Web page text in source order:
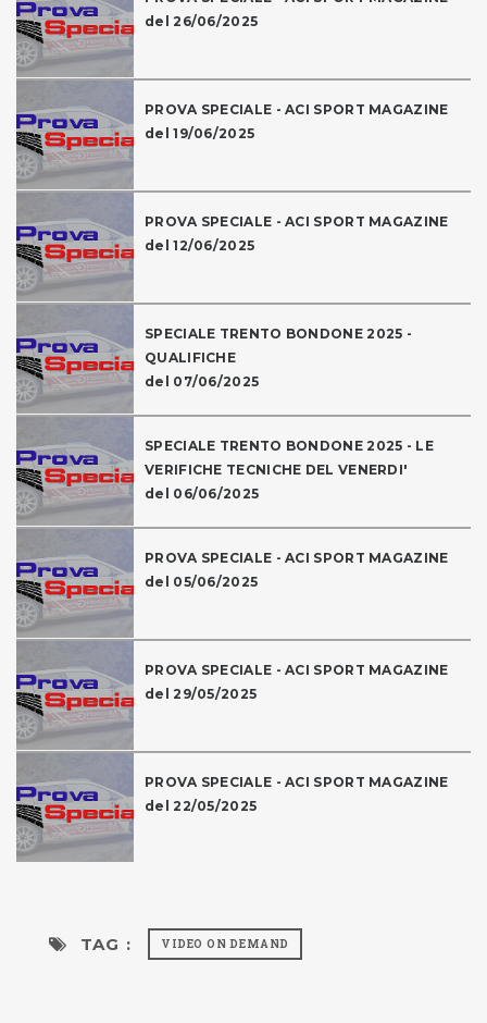
del 26/06/2025
PROVA SPECIALE - ACI SPORT MAGAZINE
del 19/06/2025
PROVA SPECIALE - ACI SPORT MAGAZINE
del 12/06/2025
SPECIALE TRENTO BONDONE 2025 -
QUALIFICHE
del 07/06/2025
SPECIALE TRENTO BONDONE 2025 - LE
VERIFICHE TECNICHE DEL VENERDI'
del 06/06/2025
PROVA SPECIALE - ACI SPORT MAGAZINE
del 05/06/2025
PROVA SPECIALE - ACI SPORT MAGAZINE
del 29/05/2025
PROVA SPECIALE - ACI SPORT MAGAZINE
del 22/05/2025
TAG : VIDEO ON DEMAND